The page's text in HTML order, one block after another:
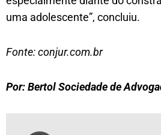
uma adolescente”, concluiu.
Fonte: conjur.com.br
Por: Bertol Sociedade de